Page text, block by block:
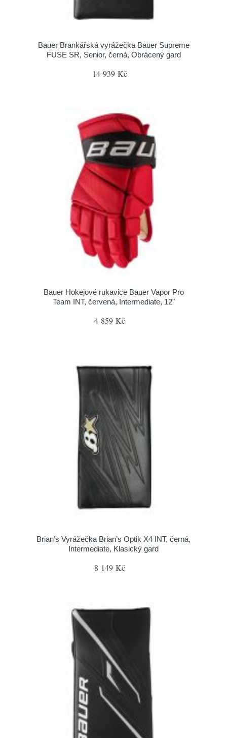
Bauer Brankářská vyrážečka Bauer Supreme
FUSE SR, Senior, černá, Obrácený gard
14 939 Kč
Bauer Hokejové rukavice Bauer Vapor Pro
Team INT, červená, Intermediate, 12"
4 859 Kč
Brian’s Vyrážečka Brian’s Optik X4 INT, černá,
Intermediate, Klasický gard
8 149 Kč